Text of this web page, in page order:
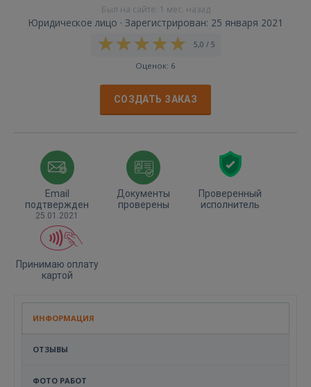
Был на сайте: 1 мес. назад
Юридическое лицо · Зарегистрирован: 25 января 2021
5,0 / 5
Оценок: 6
СОЗДАТЬ ЗАКАЗ
Email
подтвержден
25.01.2021
Документы
проверены
Проверенный
исполнитель
Принимаю оплату
картой
ИНФОРМАЦИЯ
ОТЗЫВЫ
ФОТО РАБОТ